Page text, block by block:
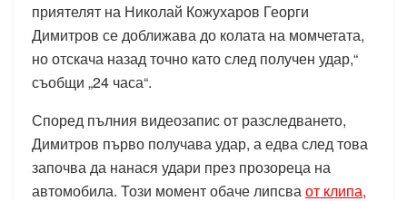
приятелят на Николай Кожухаров Георги
Димитров се доближава до колата на момчетата,
но отскача назад точно като след получен удар,“
съобщи „24 часа“.
Според пълния видеозапис от разследването,
Димитров първо получава удар, а едва след това
започва да нанася удари през прозореца на
автомобила. Този момент обаче липсваот клипа,